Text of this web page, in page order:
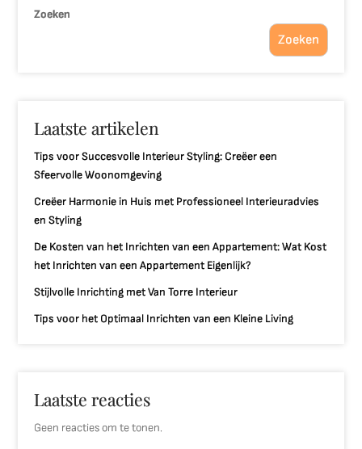
Zoeken
Zoeken
Laatste artikelen
Tips voor Succesvolle Interieur Styling: Creëer een
Sfeervolle Woonomgeving
Creëer Harmonie in Huis met Professioneel Interieuradvies
en Styling
De Kosten van het Inrichten van een Appartement: Wat Kost
het Inrichten van een Appartement Eigenlijk?
Stijlvolle Inrichting met Van Torre Interieur
Tips voor het Optimaal Inrichten van een Kleine Living
Laatste reacties
Geen reacties om te tonen.